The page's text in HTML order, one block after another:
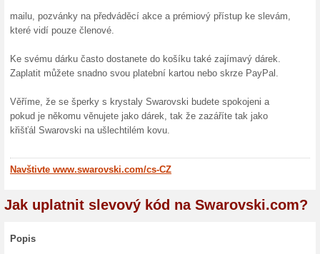
Kč, k objednávce přidávají
Doprava zdarma
100% fungovalo
Každý nákup, který
Swarovski.com dopravu